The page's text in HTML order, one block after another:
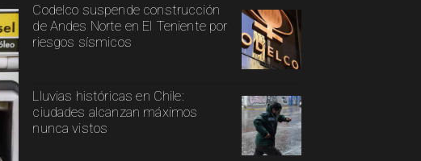
Codelco suspende construcción
de Andes Norte en El Teniente por
riesgos sísmicos
Lluvias históricas en Chile:
ciudades alcanzan máximos
nunca vistos